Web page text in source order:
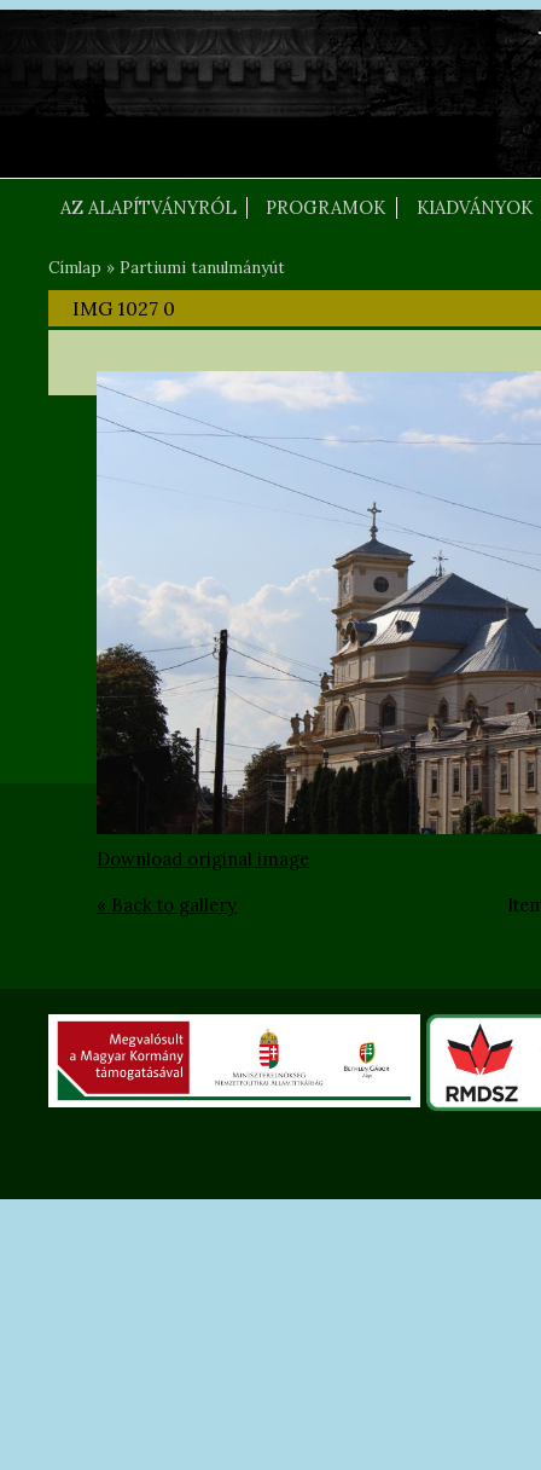
Ugrás a tartalomra
FEJLEC SZOVEG
AZ ALAPÍTVÁNYRÓL PROGRAMOK KIADVÁNYOK
Jelenlegi hely
Címlap » Partiumi tanulmányút
IMG 1027 0
Download original image
« Back to gallery